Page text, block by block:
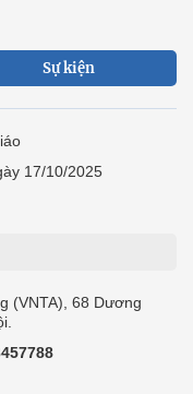
Sự kiện
17/10/2025
(VNTA), 68 Dương